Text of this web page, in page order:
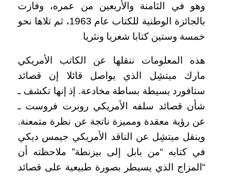
وهو في الثامنة والأربعين من عمره، وفازت
بالجائزة الوطنية للكتاب عام 1963، ثم تلاها نحو
خمسة وستين كتابا شعريا ونثريا.
هذه المعلومات ننقلها عن الكاتب الأمريكي
مارك ميتشِل الذي يواصل قائلا إن قصائد
ستافورد بسيطة بساطة مخادعة. إذ إنها تكشف ـ
شأن قصائد سلفه الأمريكي روبرت فروست ـ
عن رؤية معقدة ومميزة ناتجة عن نظرة متمعنة.
وينقل ميتشِل عن الناقد الأمريكي جيمس ديكي
في كتابه “من بابل إلى بيزنطة” ملاحظته أن
“المزاج الذي يسيطر بصورة طبيعية على قصائد